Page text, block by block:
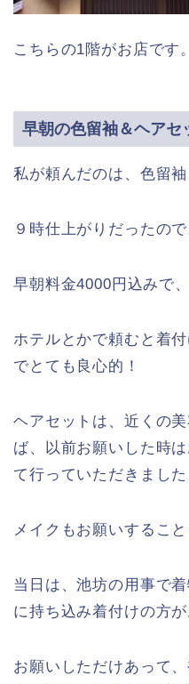
こちらの1階がお店です。
早朝の色留袖＆ヘアセ
私が頼んだのは、色留
９時仕上がりだったの
早朝料金4000円込みで
ホテルとかで頼むと着
でとても良心的！
ヘアセットは、近くの
ば、以前お願いした時
て行っていただきました
メイクもお願いすること
当日は、池坊の用事で
に持ち込み着付けの方が
お願いしただけあって